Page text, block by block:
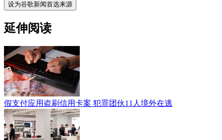
设为谷歌新闻首选来源
延伸阅读
假支付应用盗刷信用卡案 犯罪团伙11人境外在逃